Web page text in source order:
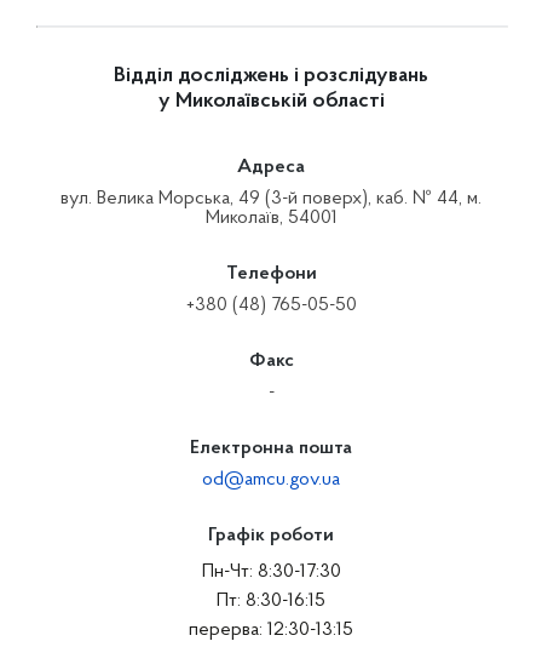
Відділ досліджень і розслідувань
у Миколаївській області
Адреса
вул. Велика Морська, 49 (3-й поверх), каб. № 44, м.
Миколаїв, 54001
Телефони
+380 (48) 765-05-50
Факс
-
Електронна пошта
od@amcu.gov.ua
Графік роботи
Пн-Чт: 8:30-17:30
Пт: 8:30-16:15
перерва: 12:30-13:15